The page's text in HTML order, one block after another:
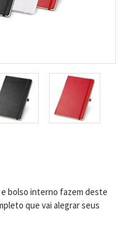
bolso interno fazem deste
que vai alegrar seus